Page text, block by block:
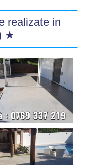
realizate in
★